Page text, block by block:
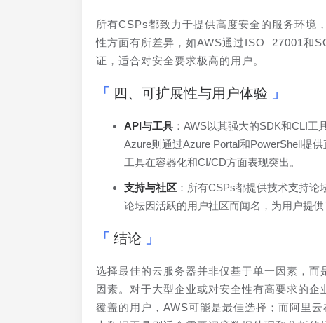
所有CSPs都致力于提供高度安全的服务环境
性方面有所差异，如AWS通过ISO 27001和
证，适合对安全要求极高的用户。
四、可扩展性与用户体验
API与工具 ：AWS以其强大的SDK和CLI工
Azure则通过Azure Portal和PowerShell提
工具在容器化和CI/CD方面表现突出。
支持与社区 ：所有CSPs都提供技术支持
论坛因活跃的用户社区而闻名，为用户提供
结论
选择最佳的云服务器并非仅基于单一因素，
因素。对于大型企业或对安全性有高要求的
覆盖的用户，AWS可能是最佳选择；而阿里